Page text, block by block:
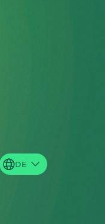
DE